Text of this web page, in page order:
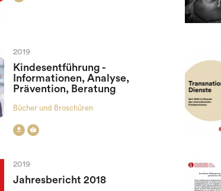
2019
Kindesentführung -
Informationen, Analyse,
Prävention, Beratung
Bücher und Broschüren
 
2019
Jahresbericht 2018